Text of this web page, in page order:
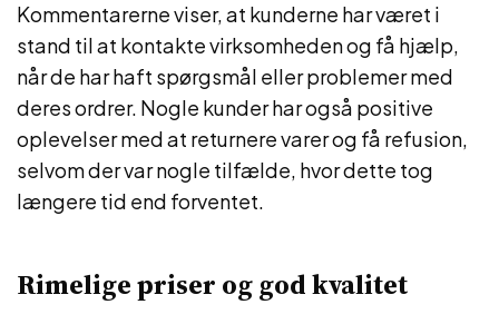
Kommentarerne viser, at kunderne har været i
stand til at kontakte virksomheden og få hjælp,
når de har haft spørgsmål eller problemer med
deres ordrer. Nogle kunder har også positive
oplevelser med at returnere varer og få refusion,
selvom der var nogle tilfælde, hvor dette tog
længere tid end forventet.
Rimelige priser og god kvalitet